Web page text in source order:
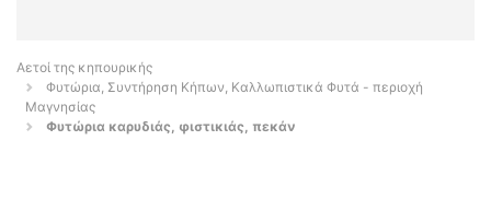
Αετοί της κηπουρικής
Φυτώρια, Συντήρηση Κήπων, Καλλωπιστικά Φυτά - περιοχή
Μαγνησίας
Φυτώρια καρυδιάς, φιστικιάς, πεκάν